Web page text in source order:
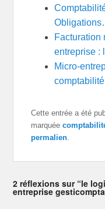
o
t
e
r
)
Facturation
entreprise :
Micro-
Cette entrée a été
marquée
permalien.
2 réflexions sur “le
entreprise